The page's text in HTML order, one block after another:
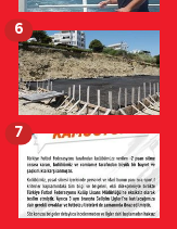
6
7